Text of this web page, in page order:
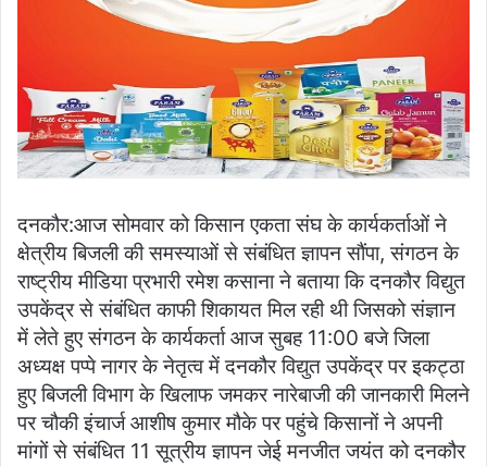
दनकौर:आज सोमवार को किसान एकता संघ के कार्यकर्ताओं ने
क्षेत्रीय बिजली की समस्याओं से संबंधित ज्ञापन सौंपा, संगठन के
राष्ट्रीय मीडिया प्रभारी रमेश कसाना ने बताया कि दनकौर विद्युत
उपकेंद्र से संबंधित काफी शिकायत मिल रही थी जिसको संज्ञान
में लेते हुए संगठन के कार्यकर्ता आज सुबह 11:00 बजे जिला
अध्यक्ष पप्पे नागर के नेतृत्व में दनकौर विद्युत उपकेंद्र पर इकट्ठा
हुए बिजली विभाग के खिलाफ जमकर नारेबाजी की जानकारी मिलने
पर चौकी इंचार्ज आशीष कुमार मौके पर पहुंचे किसानों ने अपनी
मांगों से संबंधित 11 सूत्रीय ज्ञापन जेई मनजीत जयंत को दनकौर